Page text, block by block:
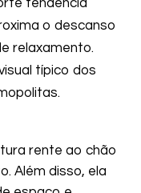
tendência
o descanso
relaxamento.
típico dos
rente ao chão
Além disso, ela